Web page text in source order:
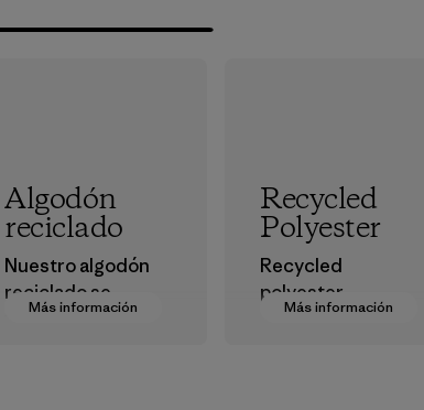
Más información
Algodón
reciclado
Nuestro algodón
reciclado se
fabrica a partir de
Más información
Recycled
Polyester
Recycled
polyester
decreases our